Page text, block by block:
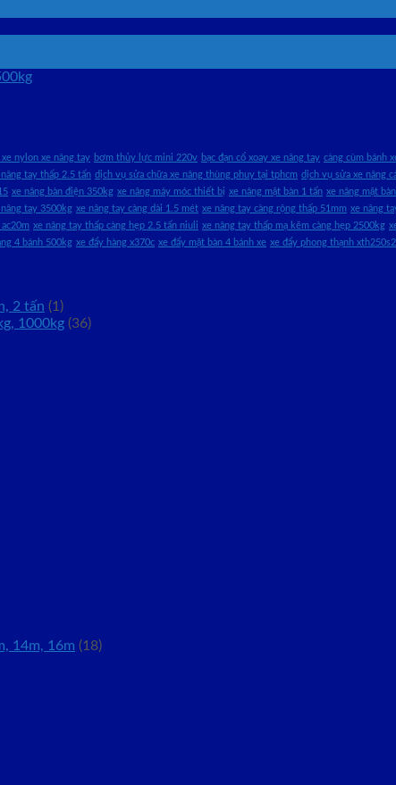
xe nylon xe nâng tay bơm thủy lực mini 220v bạc đạn cổ xoay xe nâng tay càng cùm bánh
tay thấp 2.5 tấn dịch vụ sửa chữa xe nâng thùng phuy tại tphcm dịch vụ sửa xe nâng
xe nâng bàn điện 350kg xe nâng máy móc thiết bị xe nâng mặt bàn 1 tấn xe nâng mặt
tay 3500kg xe nâng tay càng dài 1.5 mét xe nâng tay càng rộng thấp 51mm xe nâng
xe nâng tay thấp càng hẹp 2.5 tấn niuli xe nâng tay thấp mạ kẽm càng hẹp 2500kg
4 bánh 500kg xe đẩy hàng x370c xe đẩy mặt bàn 4 bánh xe xe đẩy phong thạnh xth250s2
2 tấn (1)
1000kg (36)
14m, 16m (18)